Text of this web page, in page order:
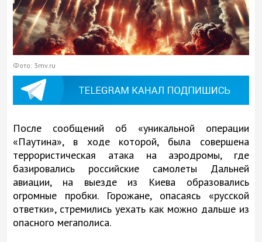
Фото: 3mv.ru
После сообщений об «уникальной операции
«Паутина», в ходе которой, была совершена
террористическая атака на аэродромы, где
базировались российские самолеты Дальней
авиации, на выезде из Киева образовались
огромные пробки. Горожане, опасаясь «русской
ответки», стремились уехать как можно дальше из
опасного мегаполиса.